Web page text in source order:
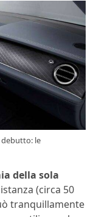
debutto: le
della sola
(circa 50
tranquillamente